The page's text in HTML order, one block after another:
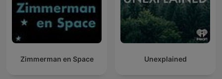
Zimmerman en Space Unexplained